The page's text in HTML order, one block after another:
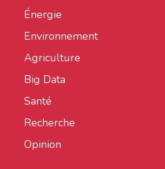
Énergie
Environnement
Agriculture
Big Data
Santé
Recherche
Opinion